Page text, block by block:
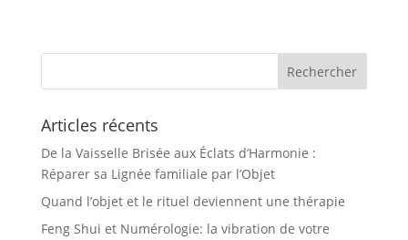
Articles récents
De la Vaisselle Brisée aux Éclats d’Harmonie :
Réparer sa Lignée familiale par l’Objet
Quand l’objet et le rituel deviennent une thérapie
Feng Shui et Numérologie: la vibration de votre